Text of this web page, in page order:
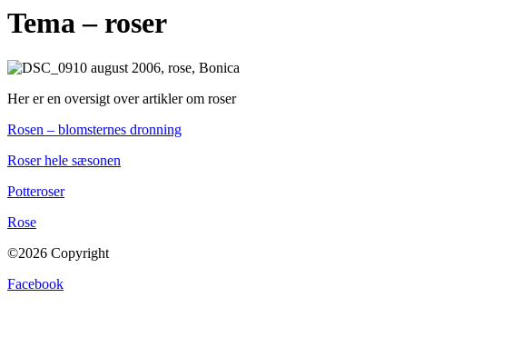
Tema – roser
Her er en oversigt over artikler om roser
Rosen – blomsternes dronning
Roser hele sæsonen
Potteroser
Rose
©2026 Copyright
Facebook